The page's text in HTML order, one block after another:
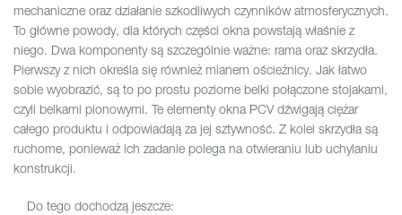
mechaniczne oraz działanie szkodliwych czynników atmosferycznych.
To główne powody, dla których części okna powstają właśnie z
niego. Dwa komponenty są szczególnie ważne: rama oraz skrzydła.
Pierwszy z nich określa się również mianem ościeżnicy. Jak łatwo
sobie wyobrazić, są to po prostu poziome belki połączone stojakami,
czyli belkami pionowymi. Te elementy okna PCV dźwigają ciężar
całego produktu i odpowiadają za jej sztywność. Z kolei skrzydła są
ruchome, ponieważ ich zadanie polega na otwieraniu lub uchylaniu
konstrukcji.
Do tego dochodzą jeszcze: